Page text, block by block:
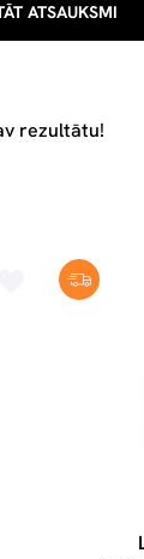
ATSAUKSMI
rezultātu!